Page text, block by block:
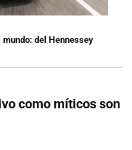
del Hennessey
como míticos son